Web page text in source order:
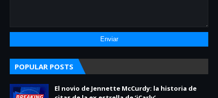
POPULAR POSTS
El novio de Jennette McCurdy: la historia de